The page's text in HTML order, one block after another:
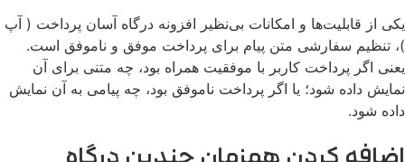
یکی از قابلیت‌ها و امکانات بی‌نظیر افزونه درگاه آسان پرداخت ( آپ
)، تنظیم سفارشی‌ متن پیام برای پرداخت موفق و ناموفق است.
یعنی اگر پرداخت کاربر با موفقیت همراه بود، چه متنی برای آن
نمایش داده شود؛ یا اگر پرداخت ناموفق بود، چه پیامی به آن نمایش
داده شود.